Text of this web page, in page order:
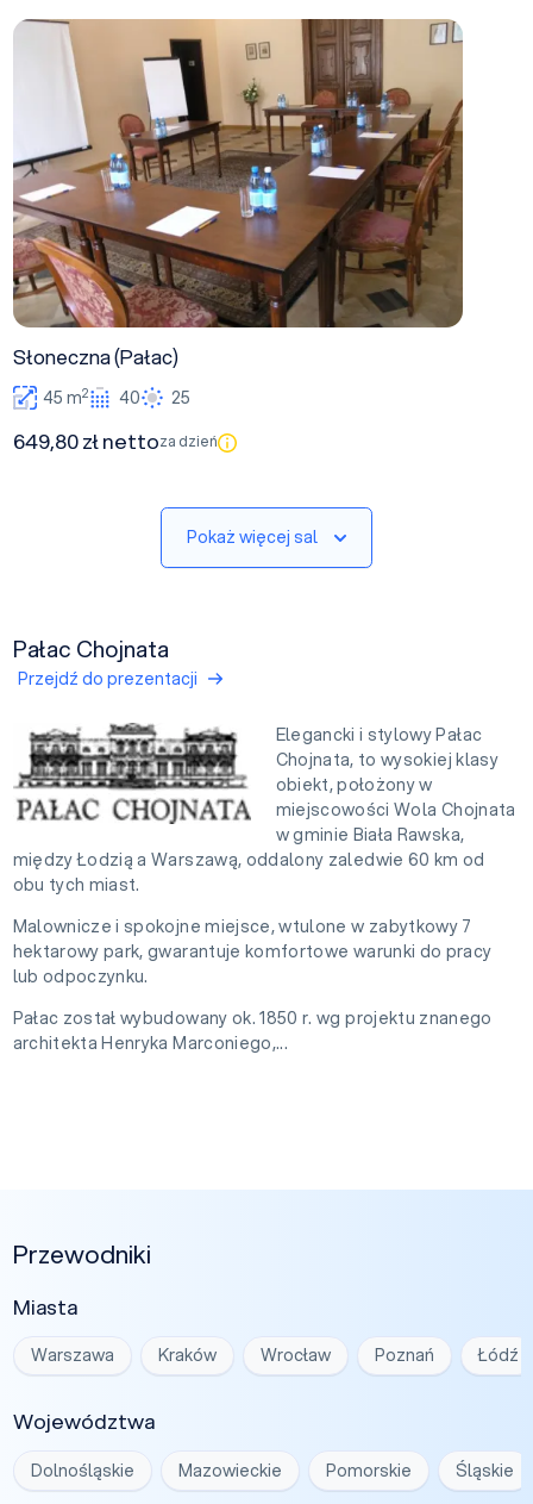
Słoneczna (Pałac)
Słoneczna (Pałac)
45 m2 40 25
649,80 zł nettoza dzień
Pokaż więcej sal
Pałac Chojnata
Przejdź do prezentacji
Elegancki i stylowy Pałac
Chojnata, to wysokiej klasy
obiekt, położony w
miejscowości Wola Chojnata
w gminie Biała Rawska,
między Łodzią a Warszawą, oddalony zaledwie 60 km od
obu tych miast.
Malownicze i spokojne miejsce, wtulone w zabytkowy 7
hektarowy park, gwarantuje komfortowe warunki do pracy
lub odpoczynku.
Pałac został wybudowany ok. 1850 r. wg projektu znanego
architekta Henryka Marconiego,...
Przewodniki
Miasta
Warszawa Kraków Wrocław Poznań Łódź
Województwa
Dolnośląskie Mazowieckie Pomorskie Śląskie